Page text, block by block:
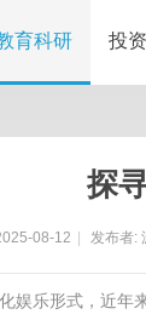
育科研 投
探
08-12 发布者:
娱乐形式，近年